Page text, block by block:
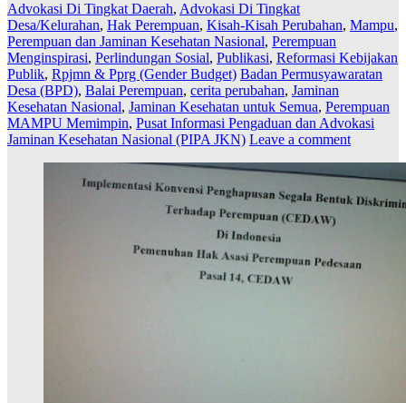
Advokasi Di Tingkat Daerah, Advokasi Di Tingkat
Desa/Kelurahan, Hak Perempuan, Kisah-Kisah Perubahan, Mampu,
Perempuan dan Jaminan Kesehatan Nasional, Perempuan
Menginspirasi, Perlindungan Sosial, Publikasi, Reformasi Kebijakan
Publik, Rpjmn & Pprg (Gender Budget) Badan Permusyawaratan
Desa (BPD), Balai Perempuan, cerita perubahan, Jaminan
Kesehatan Nasional, Jaminan Kesehatan untuk Semua, Perempuan
MAMPU Memimpin, Pusat Informasi Pengaduan dan Advokasi
Jaminan Kesehatan Nasional (PIPA JKN) Leave a comment